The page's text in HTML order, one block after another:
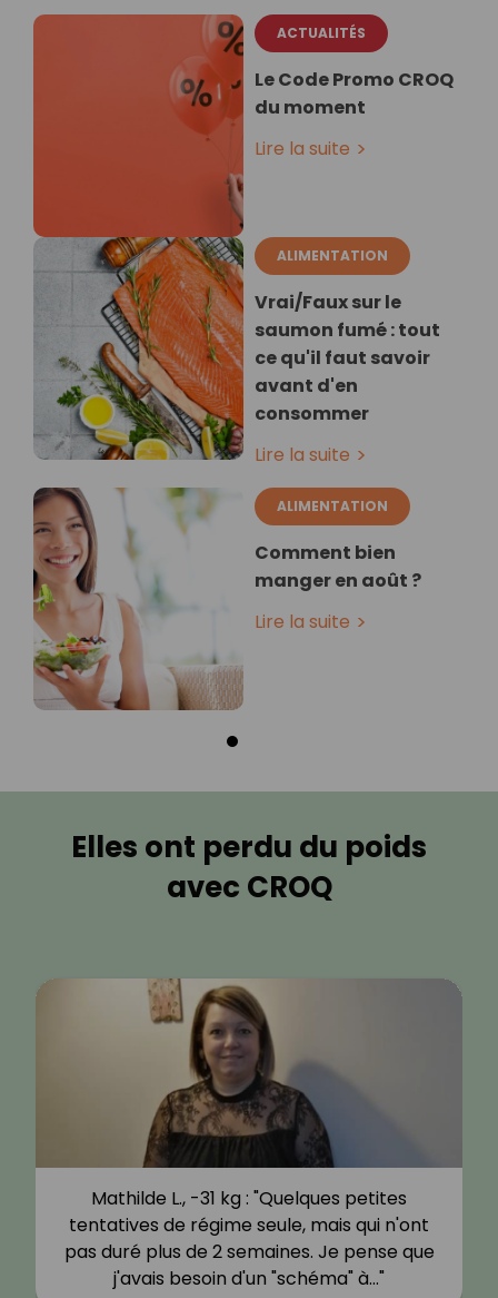
ACTUALITÉS
Le Code Promo CROQ
du moment
Lire la suite
ALIMENTATION
Vrai/Faux sur le
saumon fumé : tout
ce qu'il faut savoir
avant d'en
consommer
Lire la suite
ALIMENTATION
Comment bien
manger en août ?
Lire la suite
Elles ont perdu du poids
avec CROQ
Mathilde L., -31 kg : "Quelques petites
tentatives de régime seule, mais qui n'ont
pas duré plus de 2 semaines. Je pense que
j'avais besoin d'un "schéma" à…"